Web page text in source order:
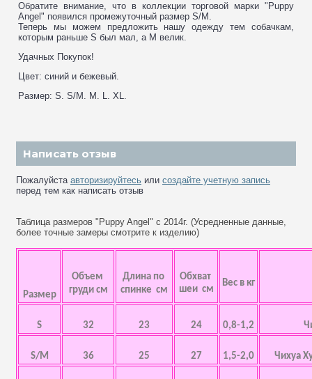
Обратите внимание, что в коллекции торговой марки "Puppy
Angel" появился промежуточный размер S/M.
Теперь мы можем предложить нашу одежду тем собачкам,
которым раньше S был мал, а M велик.
Удачных Покупок!
Цвет: синий и бежевый.
Размер: S. S/M. M. L. XL.
Написать отзыв
Пожалуйста авторизируйтесь или создайте учетную запись
перед тем как написать отзыв
Таблица размеров "Puppy Angel" с 2014г. (Усредненные данные,
более точные замеры смотрите к изделию)
Размер
Объем
груди см
Длина по
спинке см
Обхват
шеи см
Вес в кг
S 32 23 24 0,8-1,2
S/M 36 25 27 1,5-2,0 Чихуа